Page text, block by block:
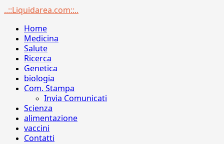
Menu
..::Liquidarea.com::..
Home
Medicina
Salute
Ricerca
Genetica
biologia
Com. Stampa
Invia Comunicati
Scienza
alimentazione
vaccini
Contatti